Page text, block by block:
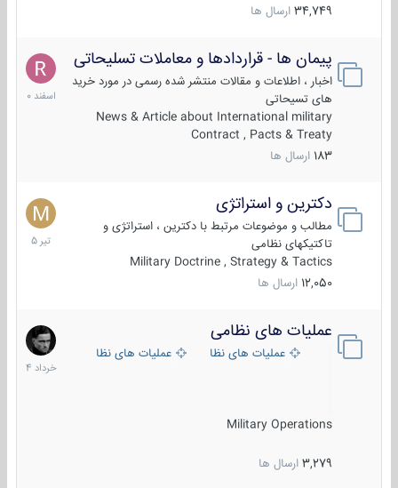
34,749 ارسال ها
پیمان ها - قراردادها و معاملات تسلیحاتی
اخبار ، اطلاعات و مقالات منتشر شده رسمی در مورد خرید
های تسیحاتی
News & Article about International military
Contract , Pacts & Treaty
183 ارسال ها
7
اسفند
1400
دکترین و استراتژی
مطالب و موضوعات مرتبط با دکترین ، استراتژی و
تاکتیکهای نظامی
Military Doctrine , Strategy & Tactics
12,050 ارسال ها
27
تیر
1405
عملیات های نظامی
عملیات های نظامی ایرانعملیات های نظامی خارجی
Military Operations
3,279 ارسال ها
5
خرداد
1404